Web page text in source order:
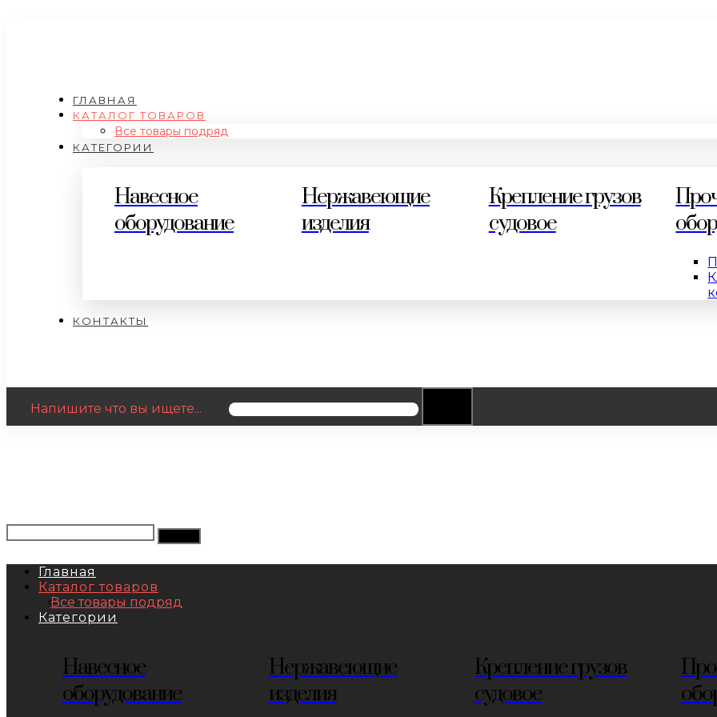
ГЛАВНАЯ
КАТАЛОГ ТОВАРОВ
Все товары подряд
КАТЕГОРИИ
Навесное
оборудование
Нержавеющие
изделия
Крепление грузов
судовое
КОНТАКТЫ
Напишите что вы ищете...
Главная
Каталог товаров
Все товары подряд
Категории
Навесное
оборудование
Нержавеющие
изделия
Крепление грузов
судовое